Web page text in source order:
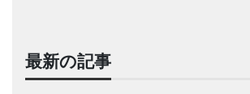
最新の記事